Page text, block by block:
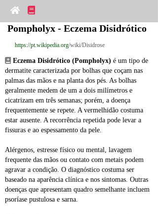
Pompholyx - Eczema Disidrótico
https://pt.wikipedia.org/wiki/Disidrose
Eczema Disidrótico (Pompholyx) é um tipo de
dermatite caracterizada por bolhas que coçam nas
palmas das mãos e na planta dos pés. As bolhas
geralmente medem de um a dois milímetros e
cicatrizam em três semanas; porém, a doença
frequentemente se repete. A vermelhidão costuma
estar ausente. A recorrência repetida pode levar a
fissuras e ao espessamento da pele.
Alérgenos, estresse físico ou mental, lavagem
frequente das mãos ou contato com metais podem
agravar a condição. O diagnóstico costuma ser
baseado na aparência clínica e nos sintomas. Outras
doenças que apresentam quadro semelhante incluem
psoríase pustulosa e sarna.